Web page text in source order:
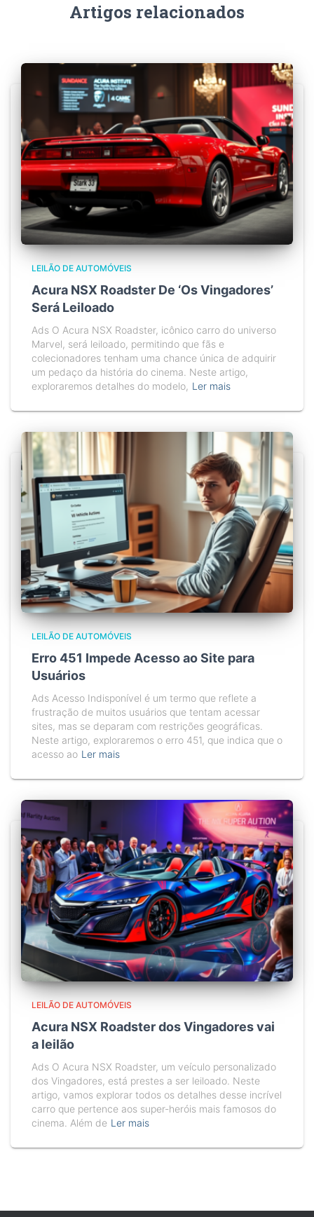
Artigos relacionados
LEILÃO DE AUTOMÓVEIS
Acura NSX Roadster De ‘Os Vingadores’
Será Leiloado
Ads O Acura NSX Roadster, icônico carro do universo
Marvel, será leiloado, permitindo que fãs e
colecionadores tenham uma chance única de adquirir
um pedaço da história do cinema. Neste artigo,
exploraremos detalhes do modelo, Ler mais
LEILÃO DE AUTOMÓVEIS
Erro 451 Impede Acesso ao Site para
Usuários
Ads Acesso Indisponível é um termo que reflete a
frustração de muitos usuários que tentam acessar
sites, mas se deparam com restrições geográficas.
Neste artigo, exploraremos o erro 451, que indica que o
acesso ao Ler mais
LEILÃO DE AUTOMÓVEIS
Acura NSX Roadster dos Vingadores vai
a leilão
Ads O Acura NSX Roadster, um veículo personalizado
dos Vingadores, está prestes a ser leiloado. Neste
artigo, vamos explorar todos os detalhes desse incrível
carro que pertence aos super-heróis mais famosos do
cinema. Além de Ler mais